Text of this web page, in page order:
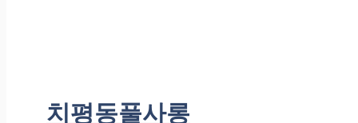
치평동풀사롱